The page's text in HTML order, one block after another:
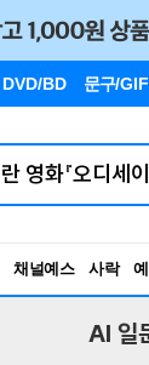
DVD/BD 문구/
채널예스 사락
AI 일